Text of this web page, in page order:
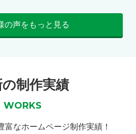
の声をもっと見る
制作実績
WORKS
富なホームページ制作実績！